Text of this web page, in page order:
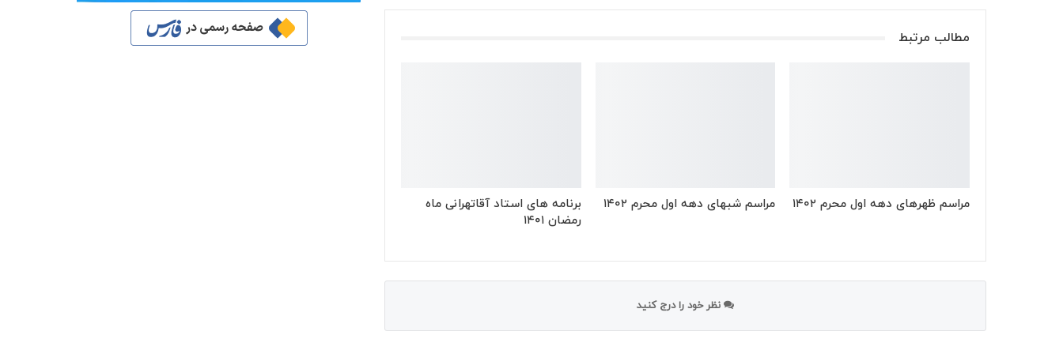
مطالب مرتبط
مراسم ظهرهای دهه اول محرم ۱۴۰۲ مراسم شبهای دهه اول محرم ۱۴۰۲
برنامه های استاد آقاتهرانی ماه
رمضان ۱۴۰۱
نظر خود را درج کنید